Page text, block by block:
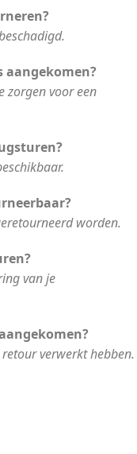
aangekomen?
zorgen voor een
worden.
van je
verwerkt hebben.